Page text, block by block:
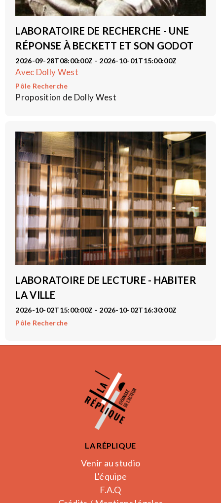
LABORATOIRE DE RECHERCHE - UNE
RÉPONSE À BECKETT ET SON GODOT
2026-09-28T08:00:00Z - 2026-10-01T15:00:00Z
Avec Dolly West
Pôle Recherche
Proposition de Dolly West
LABORATOIRE DE LECTURE - HABITER
LA VILLE
2026-10-02T15:00:00Z - 2026-10-02T16:30:00Z
Pôle Recherche
LA RÉPLIQUE
Venir au studio
L'équipe
F.A.Q